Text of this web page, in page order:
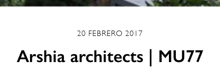
20 FEBRERO 2017
Arshia architects | MU77